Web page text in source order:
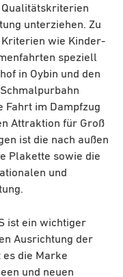
unterziehen. Zu
wie Kinder-
speziell
in Oybin und den
Fahrt im Dampfzug
Attraktion für Groß
ist die nach außen
Plakette sowie die
und
ist ein wichtiger
Ausrichtung der
die Marke
und neuen